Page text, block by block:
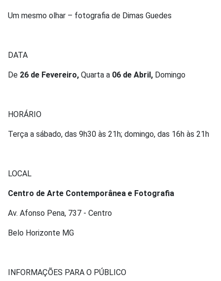
Um mesmo olhar – fotografia de Dimas Guedes
DATA
De 26 de Fevereiro, Quarta a 06 de Abril, Domingo
HORÁRIO
Terça a sábado, das 9h30 às 21h; domingo, das 16h às 21h
LOCAL
Centro de Arte Contemporânea e Fotografia
Av. Afonso Pena, 737 - Centro
Belo Horizonte MG
INFORMAÇÕES PARA O PÚBLICO